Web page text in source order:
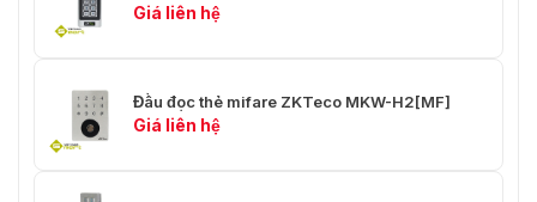
Giá liên hệ
Đầu đọc thẻ mifare ZKTeco MKW-H2[MF]
Giá liên hệ